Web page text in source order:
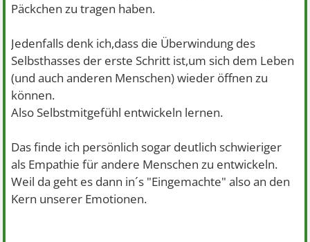
Päckchen zu tragen haben.
Jedenfalls denk ich,dass die Überwindung des
Selbsthasses der erste Schritt ist,um sich dem Leben
(und auch anderen Menschen) wieder öffnen zu
können.
Also Selbstmitgefühl entwickeln lernen.
Das finde ich persönlich sogar deutlich schwieriger
als Empathie für andere Menschen zu entwickeln.
Weil da geht es dann in´s "Eingemachte" also an den
Kern unserer Emotionen.